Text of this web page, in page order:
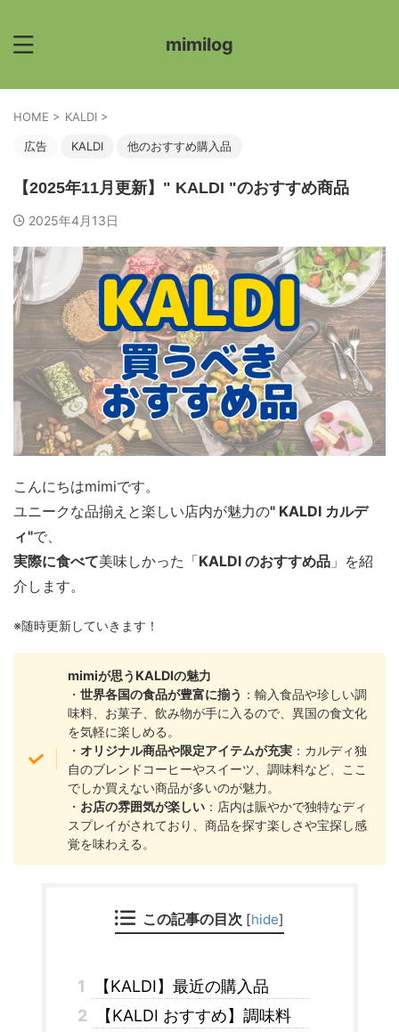
mimilog
HOME > KALDI >
広告 KALDI 他のおすすめ購入品
【2025年11月更新】" KALDI "のおすすめ商品
2025年4月13日
こんにちはmimiです。
ユニークな品揃えと楽しい店内が魅力の" KALDI カルデ
ィ"で、
実際に食べて美味しかった「KALDI のおすすめ品 」を紹
介します。
※随時更新していきます！
mimiが思うKALDIの魅力
・世界各国の食品が豊富に揃う ：輸入食品や珍しい調
味料、お菓子、飲み物が手に入るので、異国の食文化
を気軽に楽しめる。
・オリジナル商品や限定アイテムが充実 ：カルディ独
自のブレンドコーヒーやスイーツ、調味料など、ここ
でしか買えない商品が多いのが魅力。
・ お店の雰囲気が楽しい ：店内は賑やかで独特なディ
スプレイがされており、商品を探す楽しさや宝探し感
覚を味わえる。
この記事の目次 [hide]
1
【KALDI】最近の購入品
2
【KALDI おすすめ】調味料